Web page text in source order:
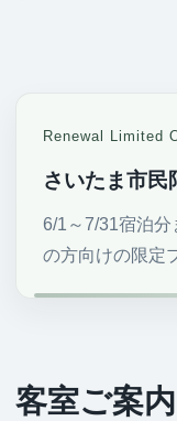
Renewal Limited
さいたま市民
6/1～7/31宿泊
の方向けの限定
客室ご案内